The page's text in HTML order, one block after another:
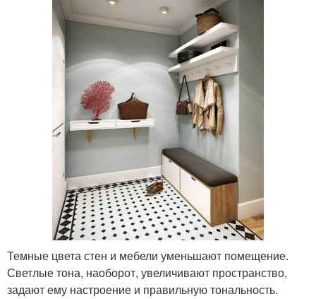
Темные цвета стен и мебели уменьшают помещение.
Светлые тона, наоборот, увеличивают пространство,
задают ему настроение и правильную тональность.